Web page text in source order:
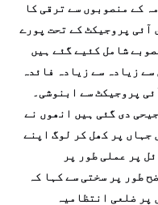
کے منصوبوں سے ترقی کا
آئی پروجیکٹ کے تحت پورے
شامل کئیے گئے ہیں
زیادہ سے زیادہ فائدہ
پروجیکٹ سے ابنوشی۔
دی گئی ہیں انھوں نے
جہاں پر کھل کر لوگ اپنے
پر عملی طور پر
طور پر سختی سے کہا کہ
پر ضلعی انتظامیہ